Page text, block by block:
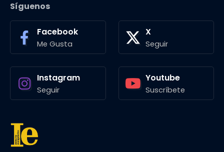
Síguenos
Facebook
Me Gusta
X
Seguir
Instagram
Seguir
Youtube
Suscríbete